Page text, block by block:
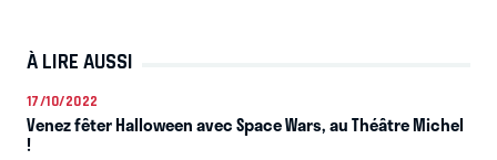
À LIRE AUSSI
17/10/2022
Venez fêter Halloween avec Space Wars, au Théâtre Michel
!